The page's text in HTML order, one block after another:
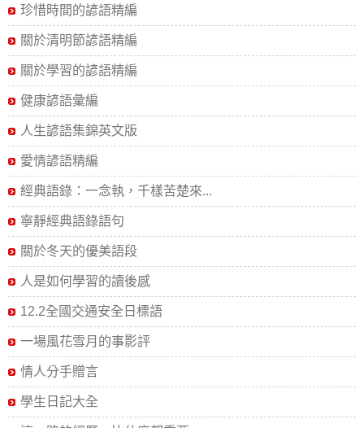
珍惜時間的諺語精編
關於清明節諺語精編
關於學習的諺語精編
健康諺語彙編
人生諺語集錦英文版
愛情諺語精編
經典語錄：一念執，千樣苦楚來...
寧靜經典語錄語句
關於冬天的優美語段
人是如何學習的讀後感
12.2全國交通安全日標語
一場風花雪月的事影評
情人分手贈言
學生日記大全